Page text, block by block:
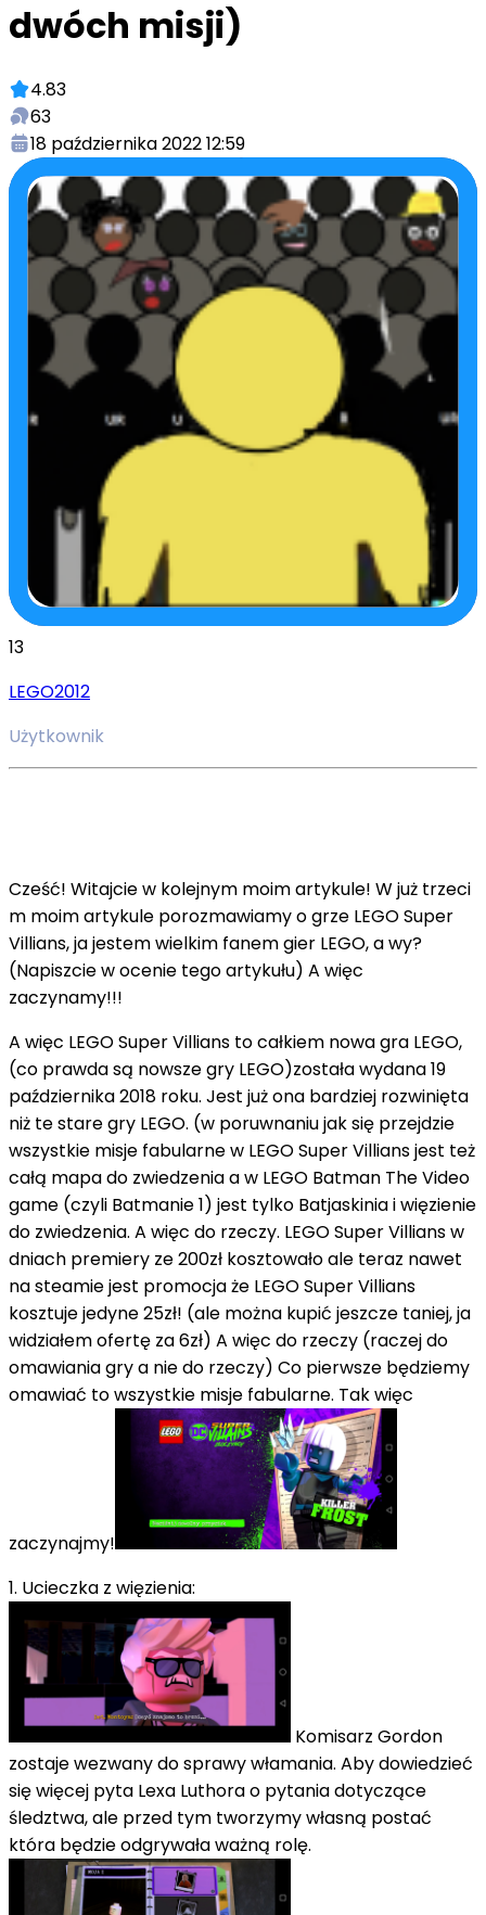
dwóch misji)
4.83
63
18 października 2022 12:59
13
LEGO2012
Użytkownik
Cześć! Witajcie w kolejnym moim artykule! W już trzeci
m moim artykule porozmawiamy o grze LEGO Super
Villians, ja jestem wielkim fanem gier LEGO, a wy?
(Napiszcie w ocenie tego artykułu) A więc
zaczynamy!!!
A więc LEGO Super Villians to całkiem nowa gra LEGO,
(co prawda są nowsze gry LEGO)została wydana 19
października 2018 roku. Jest już ona bardziej rozwinięta
niż te stare gry LEGO. (w poruwnaniu jak się przejdzie
wszystkie misje fabularne w LEGO Super Villians jest też
całą mapa do zwiedzenia a w LEGO Batman The Video
game (czyli Batmanie 1) jest tylko Batjaskinia i więzienie
do zwiedzenia. A więc do rzeczy. LEGO Super Villians w
dniach premiery ze 200zł kosztowało ale teraz nawet
na steamie jest promocja że LEGO Super Villians
kosztuje jedyne 25zł! (ale można kupić jeszcze taniej, ja
widziałem ofertę za 6zł) A więc do rzeczy (raczej do
omawiania gry a nie do rzeczy) Co pierwsze będziemy
omawiać to wszystkie misje fabularne. Tak więc
zaczynajmy!
1. Ucieczka z więzienia:
Komisarz Gordon
zostaje wezwany do sprawy włamania. Aby dowiedzieć
się więcej pyta Lexa Luthora o pytania dotyczące
śledztwa, ale przed tym tworzymy własną postać
która będzie odgrywała ważną rolę.